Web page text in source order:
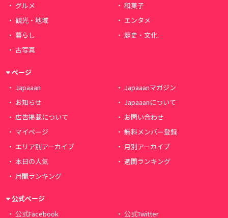
グルメ
和菓子
観光・地域
エンタメ
暮らし
歴史・文化
古写真
ページ
Japaaan
Japaaanマガジン
お知らせ
Japaaanについて
広告掲載について
お問い合わせ
マイページ
無料メンバー登録
エリア別アーカイブ
月別アーカイブ
本日の人気
週間ランキング
月間ランキング
公式ページ
公式Facebook
公式Twitter